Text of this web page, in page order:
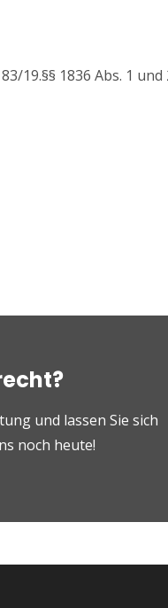
19.§§ 1836 Abs. 1 und
und lassen Sie sich
noch heute!